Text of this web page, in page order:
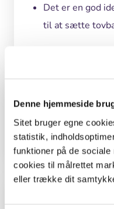
Denne hjemmeside
Sitet bruger egne
statistik,
funktioner på de sociale
cookies til målrettet
eller trække dit
Det er en god
til at sætte
En formiddag